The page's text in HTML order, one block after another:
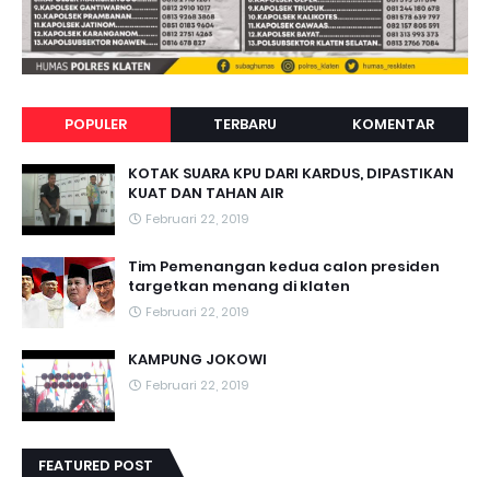
POPULER TERBARU KOMENTAR
KOTAK SUARA KPU DARI KARDUS, DIPASTIKAN
KUAT DAN TAHAN AIR
Februari 22, 2019
Tim Pemenangan kedua calon presiden
targetkan menang di klaten
Februari 22, 2019
KAMPUNG JOKOWI
Februari 22, 2019
FEATURED POST